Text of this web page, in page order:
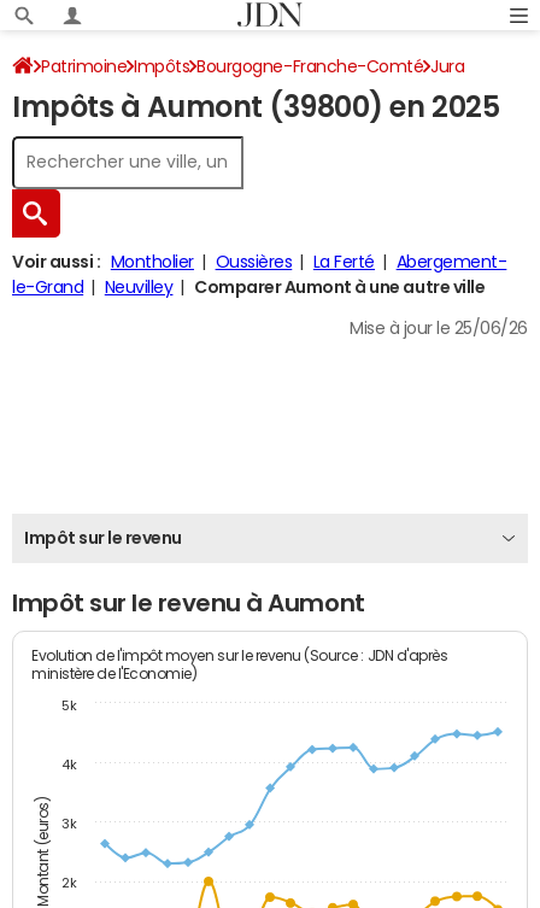
Patrimoine Impôts Bourgogne-Franche-Comté Jura
Aumont Impôt sur le revenu
Impôts à Aumont (39800) en 2025
Voir aussi : Montholier Oussières La Ferté
Abergement-
le-Grand
Neuvilley Comparer Aumont à une autre ville
Mise à jour le 25/06/26
Impôt sur le revenu
Impôt sur le revenu à Aumont
Montant (euros)
Evolution de l'impôt moyen sur le revenu (Source : JDN d'après
ministère de l'Economie)
2k
3k
4k
5k